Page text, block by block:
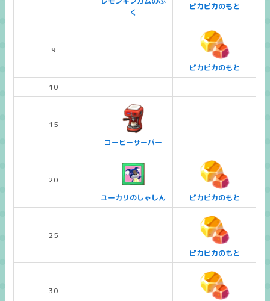
く
ピカピカのもと
9
ピカピカのもと
10
15
コーヒーサーバー
20
ユーカリのしゃしん
ピカピカのもと
25
ピカピカのもと
30